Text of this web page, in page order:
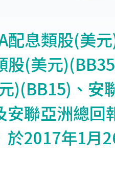
配息類股(美
股(美元
)(BB15)、安
聯亞洲總回
2017年1月